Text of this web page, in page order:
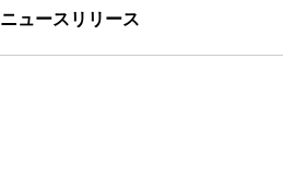
ニュースリリース